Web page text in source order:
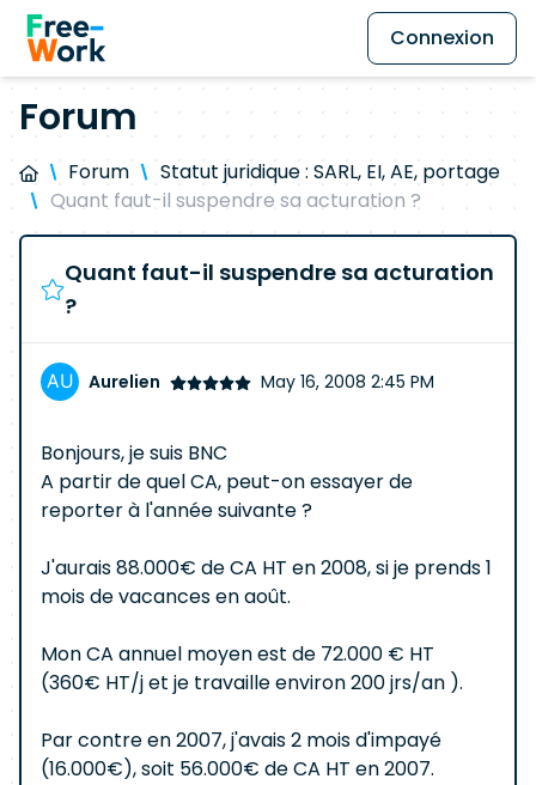
Connexion
Forum
Forum
Statut juridique : SARL, EI, AE, portage
Quant faut-il suspendre sa acturation ?
Quant faut-il suspendre sa acturation
?
Aurelien May 16, 2008 2:45 PM
Bonjours, je suis BNC
A partir de quel CA, peut-on essayer de
reporter à l'année suivante ?
J'aurais 88.000€ de CA HT en 2008, si je prends 1
mois de vacances en août.
Mon CA annuel moyen est de 72.000 € HT
(360€ HT/j et je travaille environ 200 jrs/an ).
Par contre en 2007, j'avais 2 mois d'impayé
(16.000€), soit 56.000€ de CA HT en 2007.